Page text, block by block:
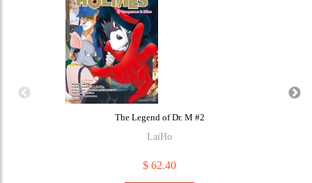
The Legend of Dr. M #2
LaiHo
$ 62.40